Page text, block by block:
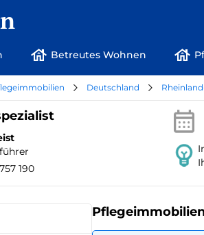
Betreutes Wohnen
Deutschland
190